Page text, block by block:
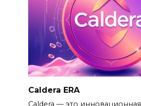
Caldera ERA
Caldera — это инновационная